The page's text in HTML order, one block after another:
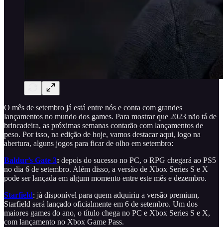
O mês de setembro já está entre nós e conta com grandes
lançamentos no mundo dos games. Para mostrar que 2023 não tá de
brincadeira, as próximas semanas contarão com lançamentos de
peso. Por isso, na edição de hoje, vamos destacar aqui, logo na
abertura, alguns jogos para ficar de olho em setembro:
Baldur’s Gate 3: depois do sucesso no PC, o RPG chegará ao PS5
no dia 6 de setembro. Além disso, a versão de Xbox Series S e X
pode ser lançada em algum momento entre este mês e dezembro.
Starfield: já disponível para quem adquiriu a versão premium,
Starfield será lançado oficialmente em 6 de setembro. Um dos
maiores games do ano, o título chega no PC e Xbox Series S e X,
com lançamento no Xbox Game Pass.